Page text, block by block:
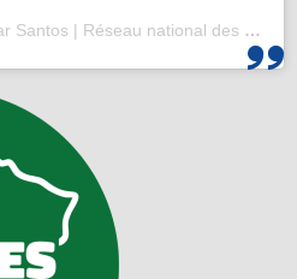
Une publication partagée par Santos | Réseau national des 25-35 (@santos_cef)